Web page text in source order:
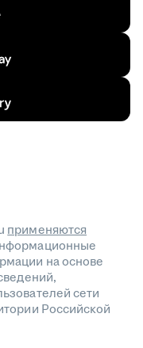
применяются
на основе
сети
Российской